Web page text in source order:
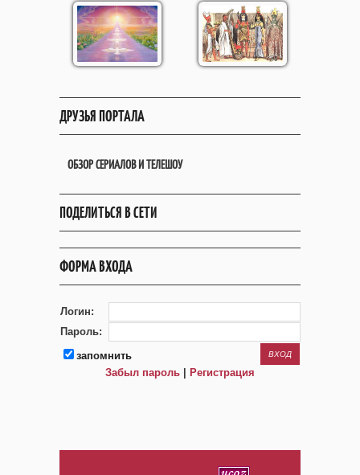
ДРУЗЬЯ ПОРТАЛА
ОБЗОР СЕРИАЛОВ И ТЕЛЕШОУ
ПОДЕЛИТЬСЯ В СЕТИ
ФОРМА ВХОДА
Логин:
Пароль:
запомнить
Забыл пароль | Регистрация